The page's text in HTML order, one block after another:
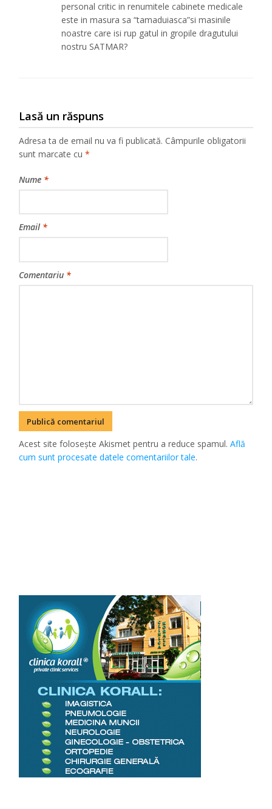
personal critic in renumitele cabinete medicale
este in masura sa “tamaduiasca”si masinile
noastre care isi rup gatul in gropile dragutului
nostru SATMAR?
Lasă un răspuns
Adresa ta de email nu va fi publicată. Câmpurile obligatorii
sunt marcate cu*
Nume *
Email *
Comentariu *
Acest site folosește Akismet pentru a reduce spamul.Află
cum sunt procesate datele comentariilor tale.